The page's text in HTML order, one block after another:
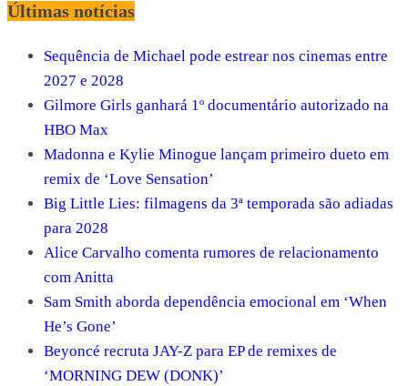
Últimas notícias
Sequência de Michael pode estrear nos cinemas entre
2027 e 2028
Gilmore Girls ganhará 1º documentário autorizado na
HBO Max
Madonna e Kylie Minogue lançam primeiro dueto em
remix de ‘Love Sensation’
Big Little Lies: filmagens da 3ª temporada são adiadas
para 2028
Alice Carvalho comenta rumores de relacionamento
com Anitta
Sam Smith aborda dependência emocional em ‘When
He’s Gone’
Beyoncé recruta JAY-Z para EP de remixes de
‘MORNING DEW (DONK)’